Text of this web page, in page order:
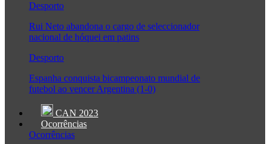
Desporto
Rui Neto abandona o cargo de seleccionador
nacional de hóquei em patins
Desporto
Espanha conquista bicampeonato mundial de
futebol ao vencer Argentina (1-0)
CAN 2023
Ocorrências
Ocorrências